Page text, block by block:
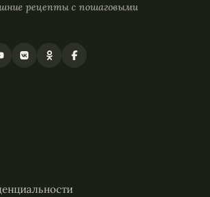
рецепты с пошаговыми